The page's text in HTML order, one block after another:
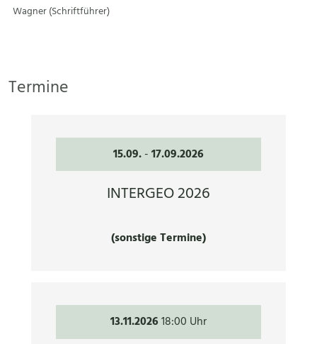
Wagner (Schriftführer)
Termine
15.09.-17.09.2026
INTERGEO 2026
(sonstige Termine)
13.11.202618:00 Uhr